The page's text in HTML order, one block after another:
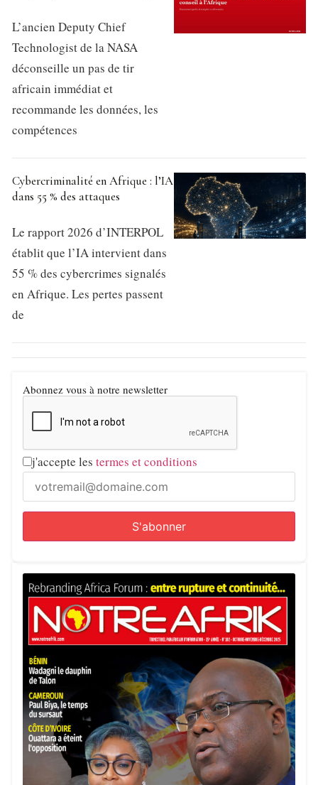
L’ancien Deputy Chief
Technologist de la NASA
déconseille un pas de tir
africain immédiat et
recommande les données, les
compétences
Cybercriminalité en Afrique : l’IA
dans 55 % des attaques
Le rapport 2026 d’INTERPOL
établit que l’IA intervient dans
55 % des cybercrimes signalés
en Afrique. Les pertes passent
de
Abonnez vous à notre newsletter
j'accepte les termes et conditions